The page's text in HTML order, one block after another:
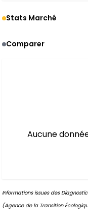
Stats Marché
Comparer
Aucune
Informations issues des
(Agence de la Transition